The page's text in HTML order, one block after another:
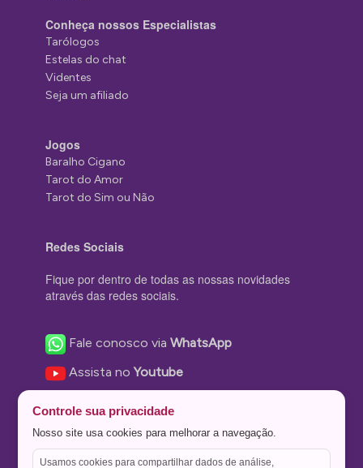
Conheça nossos Especialistas
Tarólogos
Estelas do chat
Videntes
Seja um afiliado
Jogos
Baralho Cigano
Tarot do Amor
Tarot do Sim ou Não
Redes Sociais
Fique por dentro de todas as nossas novidades
através das redes sociais.
Fale conosco viaWhatsApp
Assista noYoutube
Nos siga no Instagram
Nos siga noTwitter
Controle sua privacidade
Nosso site usa cookies para melhorar a navegação.
Usamos cookies para compartilhar dados de análise,